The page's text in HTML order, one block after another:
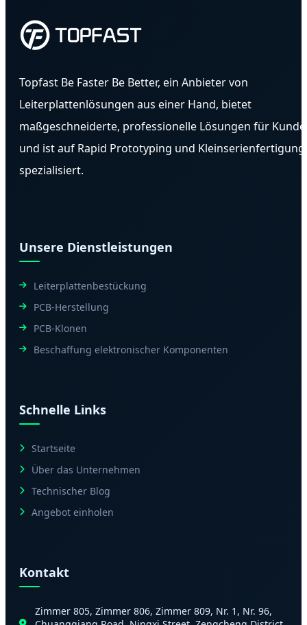
Topfast Be Faster Be Better, ein Anbieter von
Leiterplattenlösungen aus einer Hand, bietet
maßgeschneiderte, professionelle Lösungen für
und ist auf Rapid Prototyping und Kleinserienfertigung
spezialisiert.
Unsere Dienstleistungen
Leiterplattenbestückung
PCB-Herstellung
PCB-Klonen
Beschaffung elektronischer Komponenten
Schnelle Links
Startseite
Über das Unternehmen
Technischer Blog
Angebot einholen
Kontakt
Zimmer 805, Zimmer 806, Zimmer 809, Nr. 1, Nr. 96,